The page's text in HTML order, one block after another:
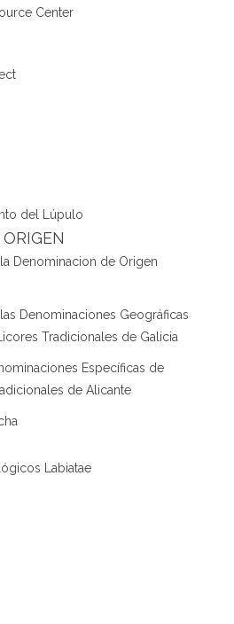
Center
del Lúpulo
Denominacion de Origen
Denominaciones Geográficas
Tradicionales de Galicia
Específicas de
de Alicante
Labiatae